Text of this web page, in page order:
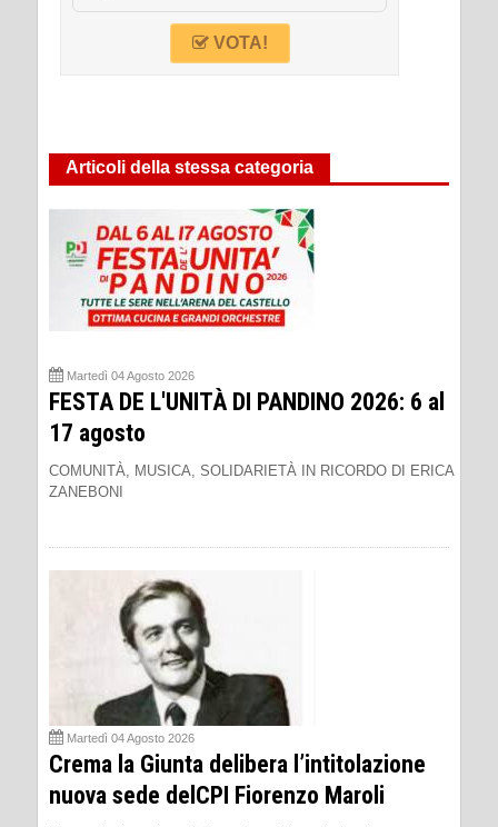
VOTA!
Articoli della stessa categoria
Martedì 04 Agosto 2026
FESTA DE L'UNITÀ DI PANDINO 2026: 6 al
17 agosto
COMUNITÀ, MUSICA, SOLIDARIETÀ IN RICORDO DI ERICA
ZANEBONI
Martedì 04 Agosto 2026
Crema la Giunta delibera l’intitolazione
nuova sede delCPI Fiorenzo Maroli